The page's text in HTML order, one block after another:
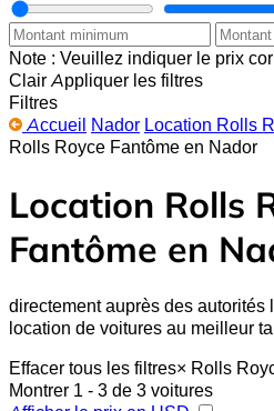
Note : Veuillez indiquer le prix
Clair Appliquer les filtres
Filtres
Accueil Nador Location Rolls
Rolls Royce Fantôme en Nador
Location Rolls
Fantôme en
directement auprès des autorités
location de voitures au meilleur
Effacer tous les filtres× Rolls
Montrer 1 - 3 de 3 voitures